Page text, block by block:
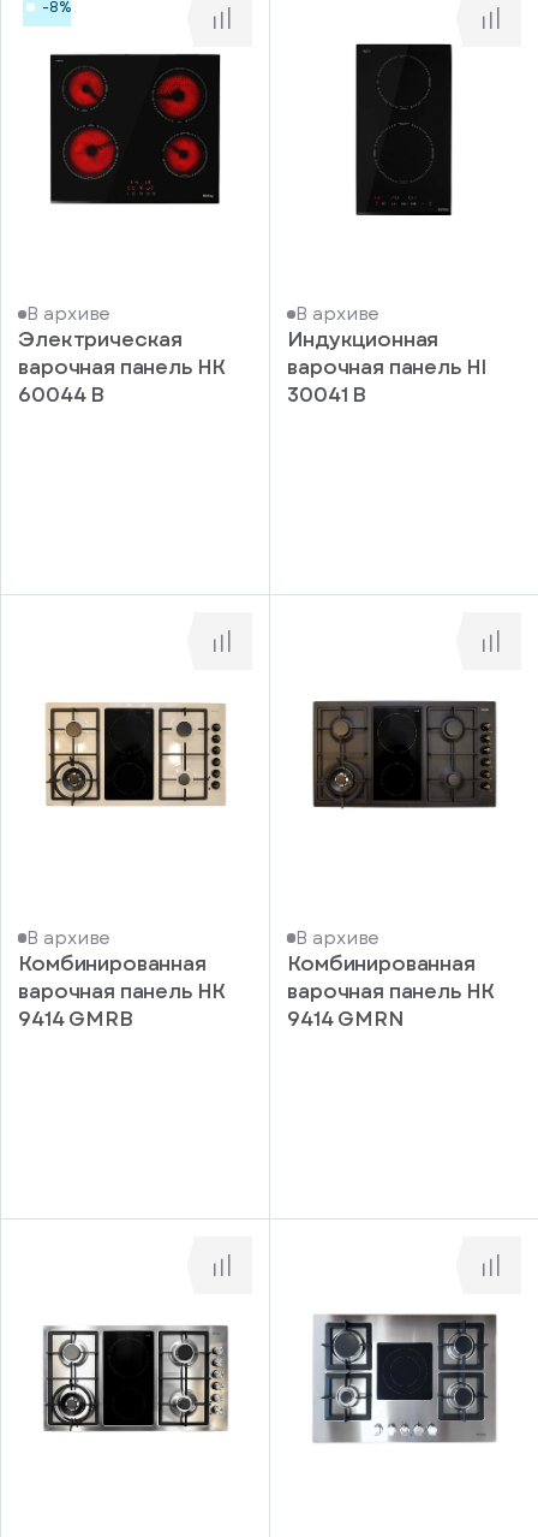
-8%
В архиве
Электрическая
варочная панель HK
60044 B
В архиве
Индукционная
варочная панель HI
30041 B
В архиве
Комбинированная
варочная панель HK
9414 GMRB
В архиве
Комбинированная
варочная панель HK
9414 GMRN